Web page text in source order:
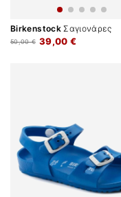
BirkenstockΣαγιονάρες
39,00 €
50,00 €